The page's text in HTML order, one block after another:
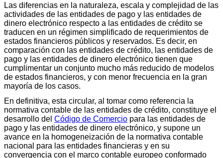
Las diferencias en la naturaleza, escala y complejidad de las
actividades de las entidades de pago y las entidades de
dinero electrónico respecto a las entidades de crédito se
traducen en un régimen simplificado de requerimientos de
estados financieros públicos y reservados. Es decir, en
comparación con las entidades de crédito, las entidades de
pago y las entidades de dinero electrónico tienen que
cumplimentar un conjunto mucho más reducido de modelos
de estados financieros, y con menor frecuencia en la gran
mayoría de los casos.
En definitiva, esta circular, al tomar como referencia la
normativa contable de las entidades de crédito, constituye el
desarrollo del Código de Comercio para las entidades de
pago y las entidades de dinero electrónico, y supone un
avance en la homogeneización de la normativa contable
nacional para las entidades financieras y en su
convergencia con el marco contable europeo conformado